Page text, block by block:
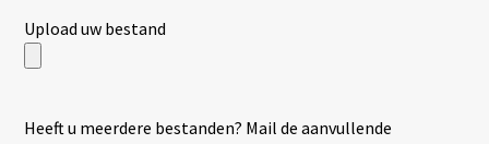
Upload uw bestand
Heeft u meerdere bestanden? Mail de aanvullende